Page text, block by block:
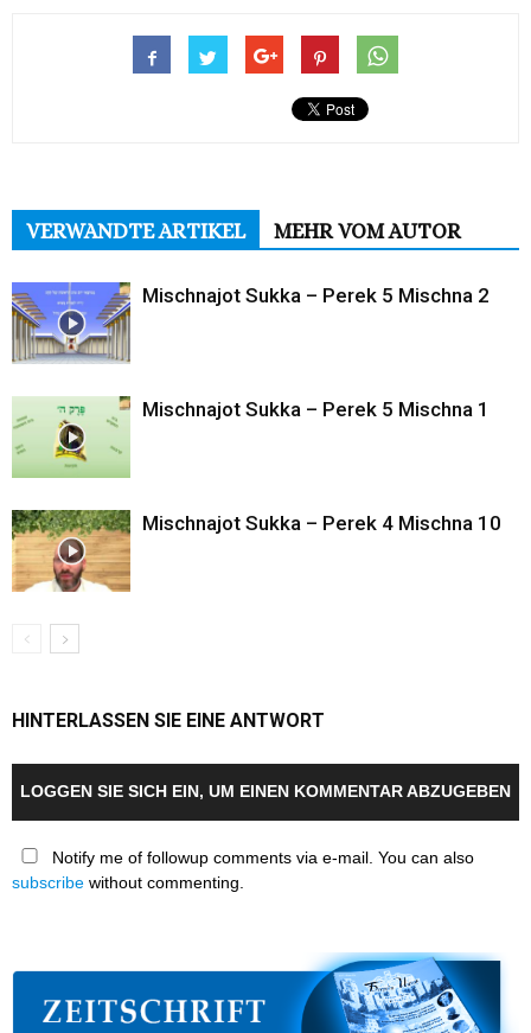
VERWANDTE ARTIKEL MEHR VOM AUTOR
Mischnajot Sukka – Perek 5 Mischna 2
Mischnajot Sukka – Perek 5 Mischna 1
Mischnajot Sukka – Perek 4 Mischna 10
HINTERLASSEN SIE EINE ANTWORT
LOGGEN SIE SICH EIN, UM EINEN KOMMENTAR ABZUGEBEN
Notify me of followup comments via e-mail. You can also
subscribe without commenting.